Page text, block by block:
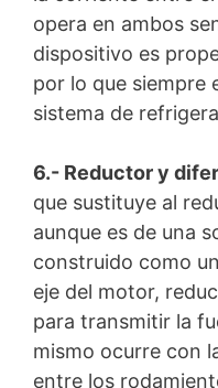
opera en ambos
dispositivo es
por lo que siempre
sistema de
6.- Reductor y
que sustituye al
aunque es de una
construido como
eje del motor,
para transmitir la
mismo ocurre con
entre los